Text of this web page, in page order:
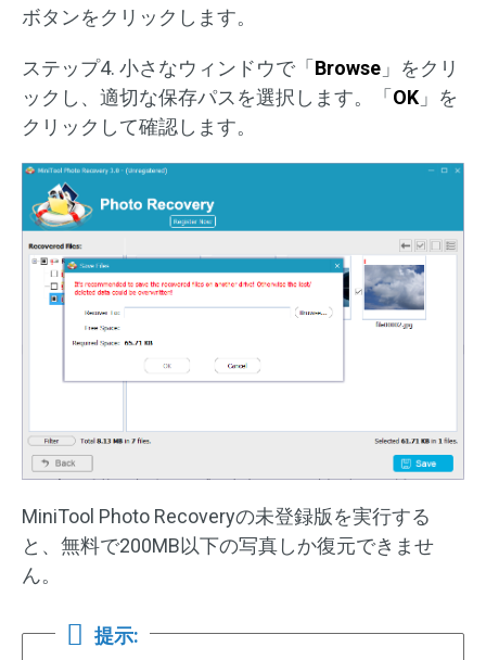
ボタンをクリックします。
ステップ4. 小さなウィンドウで「 Browse 」をクリ
ックし、適切な保存パスを選択します。「 OK 」を
クリックして確認します。
MiniTool Photo Recoveryの未登録版を実行する
と、無料で200MB以下の写真しか復元できませ
ん。
提示: